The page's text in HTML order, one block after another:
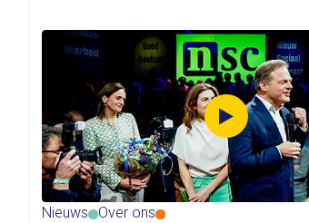
Nieuws Over ons